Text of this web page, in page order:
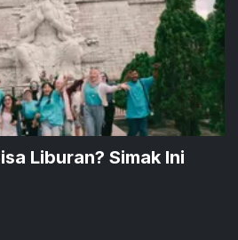
Liburan? Simak Ini